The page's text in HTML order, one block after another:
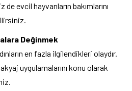
evcil hayvanların bakımlarını
Değinmek
en fazla ilgilendikleri olaydır.
uygulamalarını konu olarak